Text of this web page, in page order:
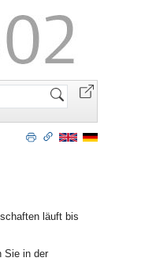
läuft bis
Sie in der